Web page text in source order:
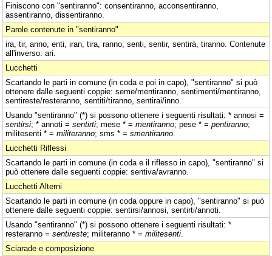
Finiscono con "sentiranno": consentiranno, acconsentiranno,
assentiranno, dissentiranno.
Parole contenute in "sentiranno"
ira, tir, anno, enti, iran, tira, ranno, senti, sentir, sentirà, tiranno. Contenute
all'inverso: ari.
Lucchetti
Scartando le parti in comune (in coda e poi in capo), "sentiranno" si può
ottenere dalle seguenti coppie: seme/mentiranno, sentimenti/mentiranno,
sentireste/resteranno, sentiti/tiranno, sentirai/inno.
Usando "sentiranno" (*) si possono ottenere i seguenti risultati: * annosi =
sentirsi; * annoti = sentirti; mese * = mentiranno; pese * = pentiranno;
militesenti * = militeranno; sms * = smentiranno
Lucchetti Riflessi
Scartando le parti in comune (in coda e il riflesso in capo), "sentiranno" si
può ottenere dalle seguenti coppie: sentiva/avranno.
Lucchetti Alterni
Scartando le parti in comune (in coda oppure in capo), "sentiranno" si può
ottenere dalle seguenti coppie: sentirsi/annosi, sentirti/annoti.
Usando "sentiranno" (*) si possono ottenere i seguenti risultati: *
resteranno = sentireste; militeranno * = militesenti
Sciarade e composizione